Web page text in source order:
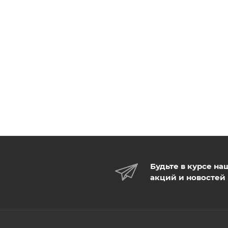
Будьте в курсе
акций и новостей